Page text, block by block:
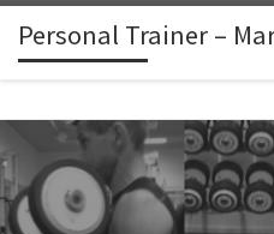
Skip to content
Personal Trainer –